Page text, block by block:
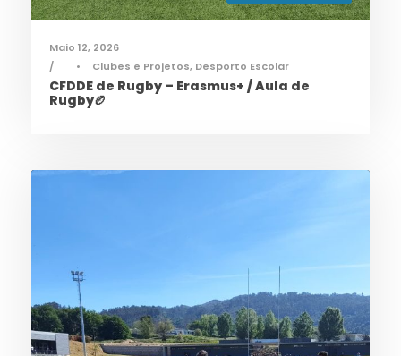
Maio 12, 2026
•
Clubes e Projetos, Desporto Escolar
CFDDE de Rugby – Erasmus+ / Aula de
Rugby🏉